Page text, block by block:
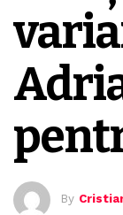
By